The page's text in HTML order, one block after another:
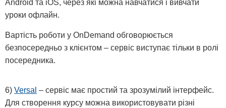
Android та iOS, через які можна навчатися і вивчати
уроки офлайн.
Вартість роботи у OnDemand обговорюється
безпосередньо з клієнтом – сервіс виступає тільки в ролі
посередника.
6) Versal – сервіс має простий та зрозумілий інтерфейс.
Для створення курсу можна використовувати різні